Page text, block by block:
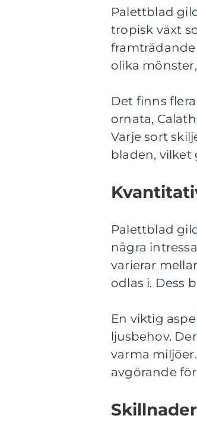
Palettblad
tropisk växt
olika
Det finns
ornata,
Varje sort
bladen,
Palettblad
några
varierar
odlas i. Dess
En viktig
ljusbehov.
varma
avgörande